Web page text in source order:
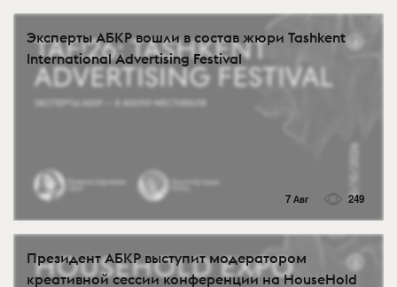
Эксперты АБКР вошли в состав жюри Tashkent
International Advertising Festival
7 Авг 249
Президент АБКР выступит модератором
креативной сессии конференции на HouseHold